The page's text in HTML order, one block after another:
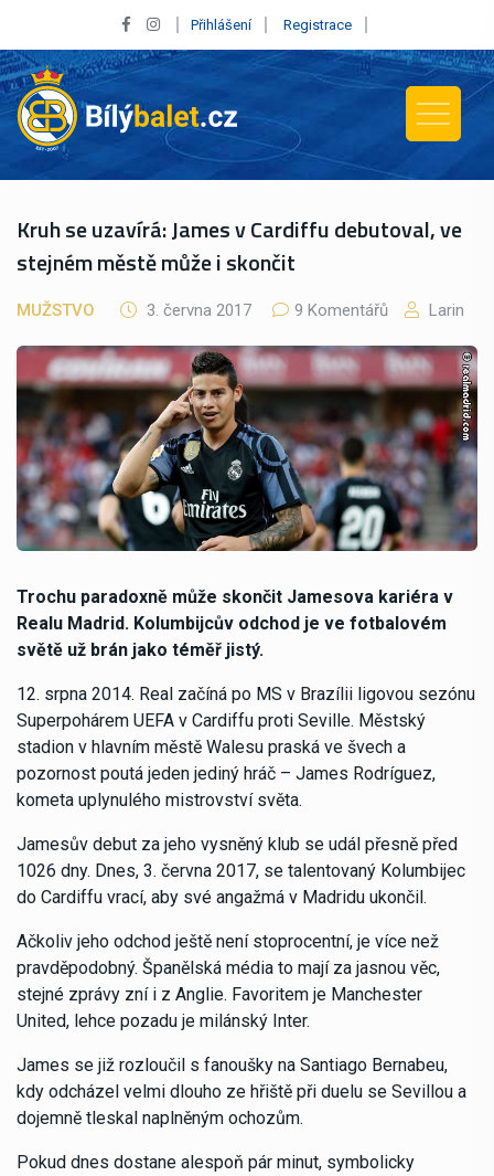
Přihlášení Registrace
Kruh se uzavírá: James v Cardiffu debutoval, ve
stejném městě může i skončit
MUŽSTVO 3. června 2017 9 Komentářů Larin
Trochu paradoxně může skončit Jamesova kariéra v
Realu Madrid. Kolumbijcův odchod je ve fotbalovém
světě už brán jako téměř jistý.
12. srpna 2014. Real začíná po MS v Brazílii ligovou sezónu
Superpohárem UEFA v Cardiffu proti Seville. Městský
stadion v hlavním městě Walesu praská ve švech a
pozornost poutá jeden jediný hráč – James Rodríguez,
kometa uplynulého mistrovství světa.
Jamesův debut za jeho vysněný klub se udál přesně před
1026 dny. Dnes, 3. června 2017, se talentovaný Kolumbijec
do Cardiffu vrací, aby své angažmá v Madridu ukončil.
Ačkoliv jeho odchod ještě není stoprocentní, je více než
pravděpodobný. Španělská média to mají za jasnou věc,
stejné zprávy zní i z Anglie. Favoritem je Manchester
United, lehce pozadu je milánský Inter.
James se již rozloučil s fanoušky na Santiago Bernabeu,
kdy odcházel velmi dlouho ze hřiště při duelu se Sevillou a
dojemně tleskal naplněným ochozům.
Pokud dnes dostane alespoň pár minut, symbolicky